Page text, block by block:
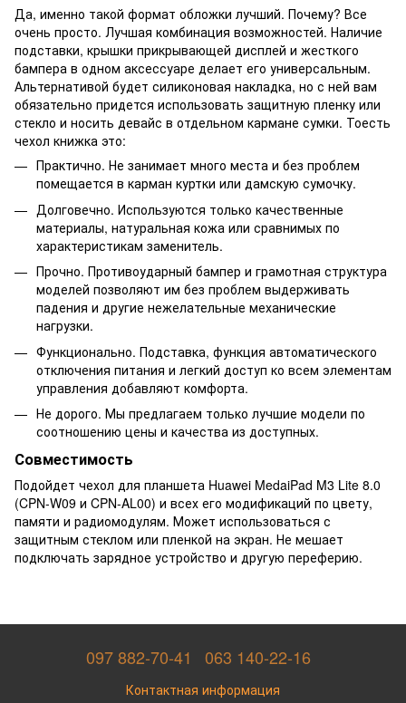
Да, именно такой формат обложки лучший. Почему? Все
очень просто. Лучшая комбинация возможностей. Наличие
подставки, крышки прикрывающей дисплей и жесткого
бампера в одном аксессуаре делает его универсальным.
Альтернативой будет силиконовая накладка, но с ней вам
обязательно придется использовать защитную пленку или
стекло и носить девайс в отдельном кармане сумки. Тоесть
чехол книжка это:
Практично. Не занимает много места и без проблем
помещается в карман куртки или дамскую сумочку.
Долговечно. Используются только качественные
материалы, натуральная кожа или сравнимых по
характеристикам заменитель.
Прочно. Противоударный бампер и грамотная структура
моделей позволяют им без проблем выдерживать
падения и другие нежелательные механические
нагрузки.
Функционально. Подставка, функция автоматического
отключения питания и легкий доступ ко всем элементам
управления добавляют комфорта.
Не дорого. Мы предлагаем только лучшие модели по
соотношению цены и качества из доступных.
Совместимость
Подойдет чехол для планшета Huawei MedaiPad M3 Lite 8.0
(CPN-W09 и CPN-AL00) и всех его модификаций по цвету,
памяти и радиомодулям. Может использоваться с
защитным стеклом или пленкой на экран. Не мешает
подключать зарядное устройство и другую переферию.
097 882-70-41 063 140-22-16
Контактная информация